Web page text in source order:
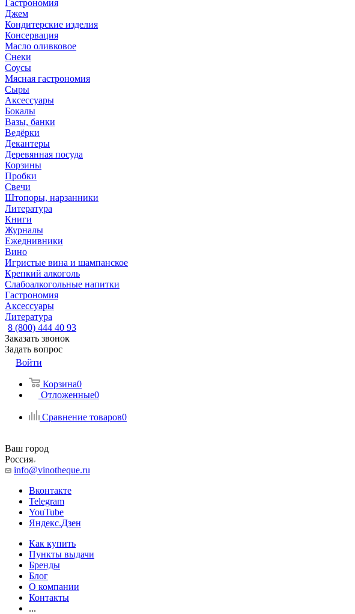
Гастрономия
Джем
Кондитерские изделия
Консервация
Масло оливковое
Снеки
Соусы
Мясная гастрономия
Сыры
Аксессуары
Бокалы
Вазы, банки
Ведёрки
Декантеры
Деревянная посуда
Корзины
Пробки
Свечи
Штопоры, нарзанники
Литература
Книги
Журналы
Ежеднивники
Вино
Игристые вина и шампанское
Крепкий алкоголь
Слабоалкогольные напитки
Гастрономия
Аксессуары
Литература
8 (800) 444 40 93
Заказать звонок
Задать вопрос
Войти
Корзина0
Отложенные0
Сравнение товаров0
Ваш город
Россия
info@vinotheque.ru
Вконтакте
Telegram
YouTube
Яндекс.Дзен
Как купить
Пункты выдачи
Бренды
Блог
О компании
Контакты
...